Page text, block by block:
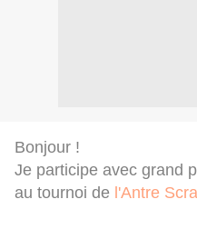
Bonjour !
Je participe avec grand
au tournoi de l'Antre